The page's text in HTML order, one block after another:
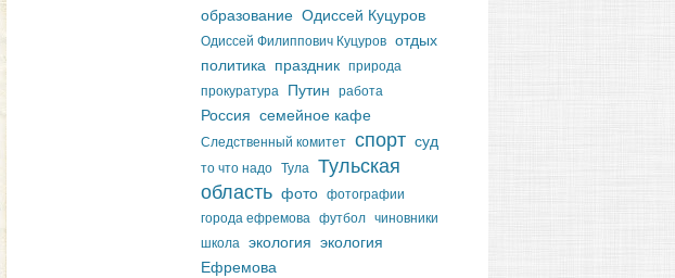
образование Одиссей Куцуров
Одиссей Филиппович Куцуров отдых
политика
праздник природа
прокуратура
Путин работа
Россия семейное кафе
Следственный комитет спорт суд
то что надо Тула Тульская
область фото фотографии
города ефремова футбол чиновники
школа экология экология
Ефремова